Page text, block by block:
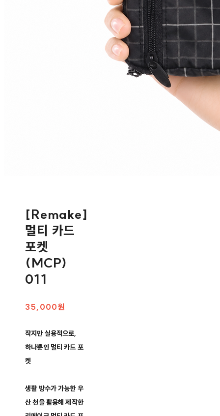
[Remake]
멀티 카드
포켓
(MCP)
011
35,000원
작지만 실용적으로,
하나뿐인 멀티 카드 포
켓
생활 방수가 가능한 우
산 천을 활용해 제작한